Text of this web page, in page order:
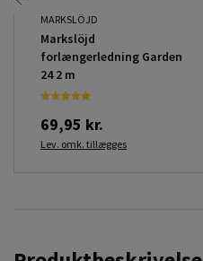
MARKSLÖJD
Markslöjd
forlængerledning Garden
24 2 m
69,95 kr.
Lev. omk. tillægges